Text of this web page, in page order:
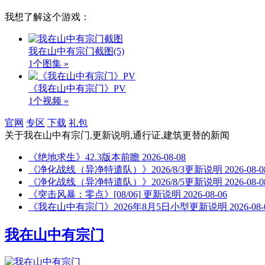
我想了解这个游戏：
我在山中有宗门截图(5)
1个图集 »
《我在山中有宗门》PV
1个视频 »
官网 专区 下载 礼包
关于我在山中有宗门,更新说明,通行证,建筑更替的新闻
《绝地求生》42.3版本前瞻 2026-08-08
《净化战线（异净特遣队）》2026/8/3更新说明 2026-08-
《净化战线（异净特遣队）》2026/8/5更新说明 2026-08-
《突击风暴：零点》[08/06] 更新说明 2026-08-06
《我在山中有宗门》2026年8月5日小型更新说明 2026-
我在山中有宗门